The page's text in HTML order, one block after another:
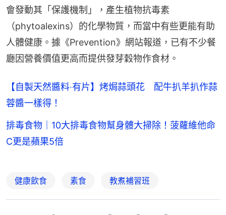
會發動其「保護機制」，產生植物抗毒素
（phytoalexins）的化學物質，而當中有些更能有助
人體健康。據《Prevention》網站報道，已有不少餐
廳因營養價值更高而提供發芽穀物作食材。
【自製天然醬料‧有片】烤焗蒜頭花 配牛扒羊扒作蒜
蓉醬一樣得！
排毒食物｜10大排毒食物幫身體大掃除！菠蘿維他命
C更是蘋果5倍
健康飲食 素食 教煮補習班